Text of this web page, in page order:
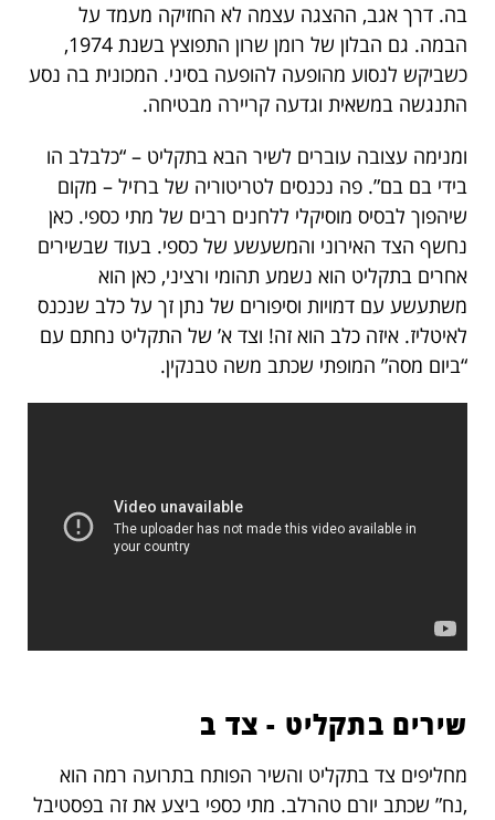
בה. דרך אגב, ההצגה עצמה לא החזיקה מעמד על
הבמה. גם הבלון של רומן שרון התפוצץ בשנת 1974,
כשביקש לנסוע מהופעה להופעה בסיני. המכונית בה נסע
התנגשה במשאית וגדעה קריירה מבטיחה.
ומנימה עצובה עוברים לשיר הבא בתקליט – “כלבלב הו
בידי בם בם”. פה נכנסים לטריטוריה של ברזיל – מקום
שיהפוך לבסיס מוסיקלי ללחנים רבים של מתי כספי. כאן
נחשף הצד האירוני והמשעשע של כספי. בעוד שבשירים
אחרים בתקליט הוא נשמע תהומי ורציני, כאן הוא
משתעשע עם דמויות וסיפורים של נתן זך על כלב שנכנס
לאיטליז. איזה כלב הוא זה! וצד א’ של התקליט נחתם עם
“ביום מסה” המופתי שכתב משה טבנקין.
שירים בתקליט - צד ב
מחליפים צד בתקליט והשיר הפותח בתרועה רמה הוא
,נח” שכתב יורם טהרלב. מתי כספי ביצע את זה בפסטיבל